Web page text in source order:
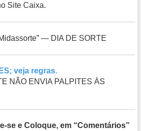
Site Caixa.
— DIA DE SORTE
veja regras.
NÃO ENVIA PALPITES ÀS
se e Coloque, em “Comentários”